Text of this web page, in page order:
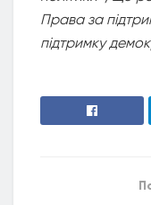
Права за
підтримку